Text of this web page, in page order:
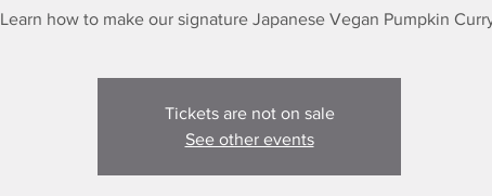
Learn how to make our signature Japanese Vegan Pumpkin
Tickets are not on sale
See other events